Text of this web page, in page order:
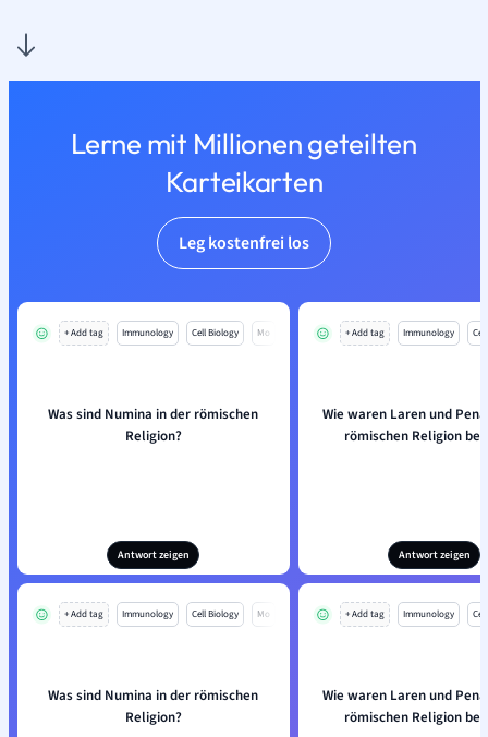
Lerne mit Millionen geteilten
Karteikarten
Leg kostenfrei los
+ Add tag Immunology Cell Biology Mo
Was sind Numina in der römischen
Religion?
Antwort zeigen
+ Add tag Immunology
Wie waren Laren und
römischen Religion
Antwort zeigen
+ Add tag Immunology Cell Biology Mo
Was sind Numina in der römischen
Religion?
+ Add tag Immunology
Wie waren Laren und
römischen Religion